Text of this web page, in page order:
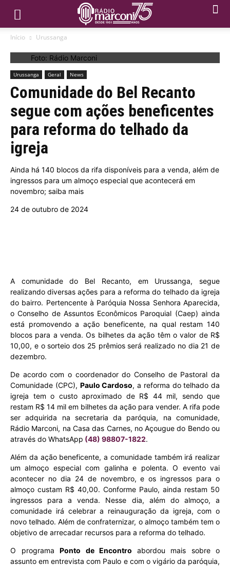
Início Urussanga
Foto: Rádio Marconi
Urussanga Geral News
Comunidade do Bel Recanto
segue com ações beneficentes
para reforma do telhado da
igreja
Ainda há 140 blocos da rifa disponíveis para a venda, além de
ingressos para um almoço especial que acontecerá em
novembro; saiba mais
24 de outubro de 2024
A comunidade do Bel Recanto, em Urussanga, segue
realizando diversas ações para a reforma do telhado da igreja
do bairro. Pertencente à Paróquia Nossa Senhora Aparecida,
o Conselho de Assuntos Econômicos Paroquial (Caep) ainda
está promovendo a ação beneficente, na qual restam 140
blocos para a venda. Os bilhetes da ação têm o valor de R$
10,00, e o sorteio dos 25 prêmios será realizado no dia 21 de
dezembro.
De acordo com o coordenador do Conselho de Pastoral da
Comunidade (CPC), Paulo Cardoso, a reforma do telhado da
igreja tem o custo aproximado de R$ 44 mil, sendo que
restam R$ 14 mil em bilhetes da ação para vender. A rifa pode
ser adquirida na secretaria da paróquia, na comunidade,
Rádio Marconi, na Casa das Carnes, no Açougue do Bendo ou
através do WhatsApp (48) 98807-1822.
Além da ação beneficente, a comunidade também irá realizar
um almoço especial com galinha e polenta. O evento vai
acontecer no dia 24 de novembro, e os ingressos para o
almoço custam R$ 40,00. Conforme Paulo, ainda restam 50
ingressos para a venda. Nesse dia, além do almoço, a
comunidade irá celebrar a reinauguração da igreja, com o
novo telhado. Além de confraternizar, o almoço também tem o
objetivo de arrecadar recursos para a reforma do telhado.
O programa Ponto de Encontro abordou mais sobre o
assunto em entrevista com Paulo e com o vigário da paróquia,